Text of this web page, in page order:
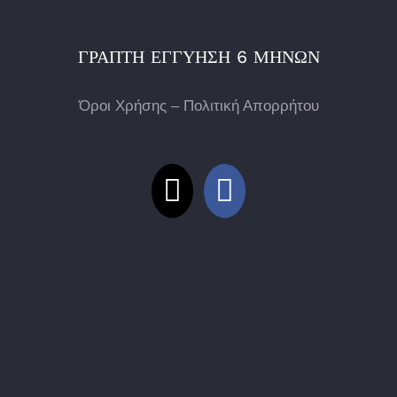
ΓΡΑΠΤΉ ΕΓΓΎΗΣΗ 6 ΜΗΝΏΝ
Όροι Χρήσης – Πολιτική Απορρήτου